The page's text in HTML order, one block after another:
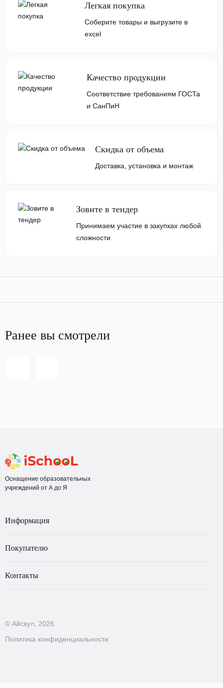
Легкая покупка
Соберите товары и выгрузите в
excel
Качество продукции
Соответствие требованиям ГОСТа
и СанПиН
Скидка от объема
Доставка, установка и монтаж
Зовите в тендер
Принимаем участие в закупках любой
сложности
Ранее вы смотрели
Оснащение образовательных
учреждений от А до Я
Информация
Покупателю
Контакты
© Айскул, 2026
Политика конфиденциальности